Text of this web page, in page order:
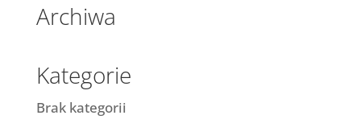
Archiwa
Kategorie
Brak kategorii